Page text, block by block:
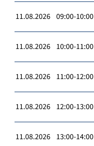
11.08.2026 09:00-10:00
11.08.2026 10:00-11:00
11.08.2026 11:00-12:00
11.08.2026 12:00-13:00
11.08.2026 13:00-14:00